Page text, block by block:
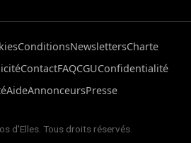
ConditionsNewslettersCharte
ContactFAQCGUConfidentialité
AideAnnonceursPresse
d'Elles. Tous droits réservés.